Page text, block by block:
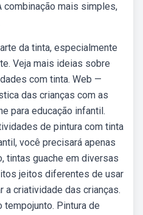
combinação mais simples,
da tinta, especialmente
Veja mais ideias sobre
com tinta. Web —
das crianças com as
para educação infantil.
de pintura com tinta
você precisará apenas
tintas guache em diversas
jeitos diferentes de usar
a criatividade das crianças.
tempojunto. Pintura de